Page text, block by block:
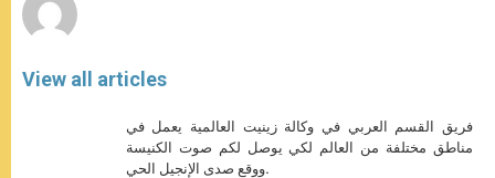
View all articles
فريق القسم العربي في وكالة زينيت العالمية يعمل في
مناطق مختلفة من العالم لكي يوصل لكم صوت الكنيسة
ووقع صدى الإنجيل الحي.